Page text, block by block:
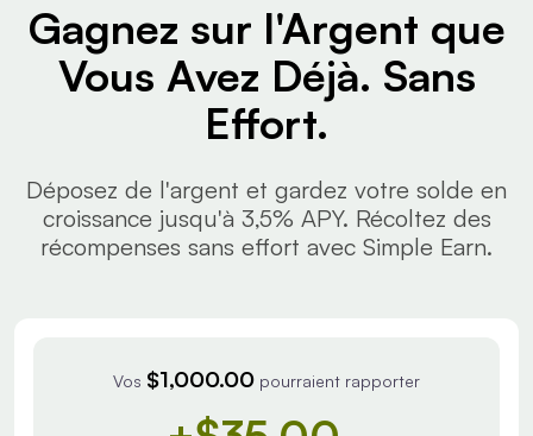
Gagnez sur l'Argent que
Vous Avez Déjà. Sans
Effort.
Déposez de l'argent et gardez votre solde en
croissance jusqu'à 3,5% APY. Récoltez des
récompenses sans effort avec Simple Earn.
Vos $1,000.00 pourraient rapporter